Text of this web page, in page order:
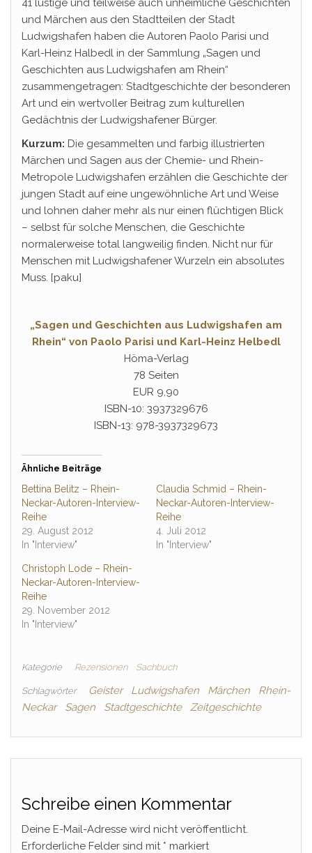
41 lustige und teilweise auch unheimliche Geschichten
und Märchen aus den Stadtteilen der Stadt
Ludwigshafen haben die Autoren Paolo Parisi und
Karl-Heinz Halbedl in der Sammlung „Sagen und
Geschichten aus Ludwigshafen am Rhein“
zusammengetragen: Stadtgeschichte der besonderen
Art und ein wertvoller Beitrag zum kulturellen
Gedächtnis der Ludwigshafener Bürger.
Kurzum: Die gesammelten und farbig illustrierten
Märchen und Sagen aus der Chemie- und Rhein-
Metropole Ludwigshafen erzählen die Geschichte der
jungen Stadt auf eine ungewöhnliche Art und Weise
und lohnen daher mehr als nur einen flüchtigen Blick
– selbst für solche Menschen, die Geschichte
normalerweise total langweilig finden. Nicht nur für
Menschen mit Ludwigshafener Wurzeln ein absolutes
Muss. [paku]
„Sagen und Geschichten aus Ludwigshafen am
Rhein“ von Paolo Parisi und Karl-Heinz Helbedl
Höma-Verlag
78 Seiten
EUR 9,90
ISBN-10: 3937329676
ISBN-13: 978-3937329673
Ähnliche Beiträge
Bettina Belitz – Rhein-
Neckar-Autoren-Interview-
Reihe
29. August 2012
In "Interview"
Claudia Schmid – Rhein-
Neckar-Autoren-Interview-
Reihe
4. Juli 2012
In "Interview"
Christoph Lode – Rhein-
Neckar-Autoren-Interview-
Reihe
29. November 2012
In "Interview"
Kategorie Rezensionen Sachbuch
Schlagwörter Geister Ludwigshafen Märchen
Rhein-
Neckar
Sagen Stadtgeschichte Zeitgeschichte
Schreibe einen Kommentar
Deine E-Mail-Adresse wird nicht veröffentlicht.
Erforderliche Felder sind mit * markiert